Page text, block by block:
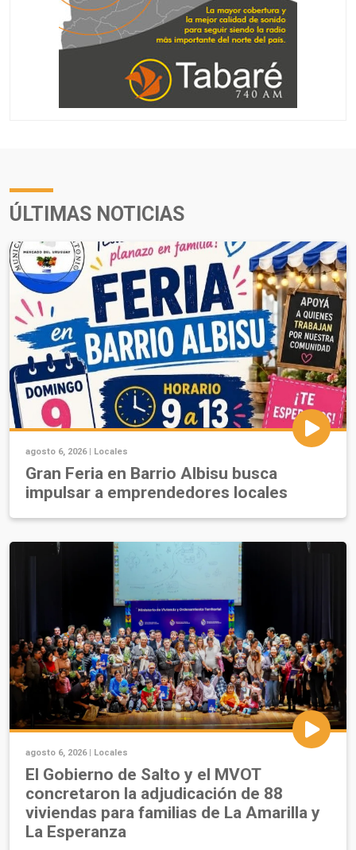
ÚLTIMAS NOTICIAS
agosto 6, 2026 | Locales
Gran Feria en Barrio Albisu busca
impulsar a emprendedores locales
agosto 6, 2026 | Locales
El Gobierno de Salto y el MVOT
concretaron la adjudicación de 88
viviendas para familias de La Amarilla y
La Esperanza